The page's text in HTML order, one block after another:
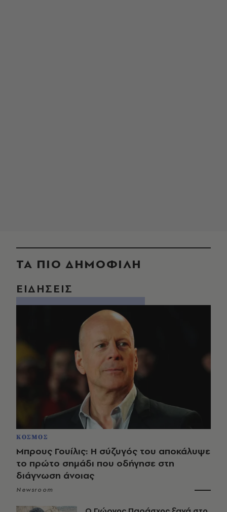
ΤΑ ΠΙΟ ΔΗΜΟΦΙΛΗ
ΕΙΔΗΣΕΙΣ
ΚΟΣΜΟΣ
Μπρους Γουίλις: Η σύζυγός του αποκάλυψε
το πρώτο σημάδι που οδήγησε στη
διάγνωση άνοιας
Newsroom